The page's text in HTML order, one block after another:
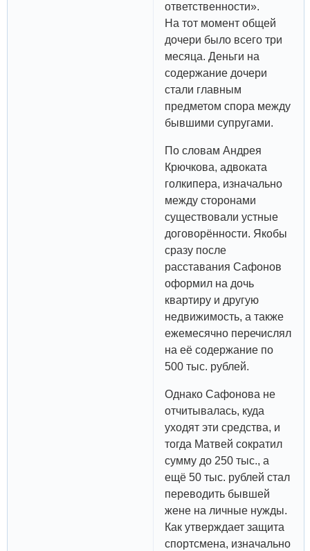
ответственности».
На тот момент общей
дочери было всего три
месяца. Деньги на
содержание дочери
стали главным
предметом спора между
бывшими супругами.
По словам Андрея
Крючкова, адвоката
голкипера, изначально
между сторонами
существовали устные
договорённости. Якобы
сразу после
расставания Сафонов
оформил на дочь
квартиру и другую
недвижимость, а также
ежемесячно перечислял
на её содержание по
500 тыс. рублей.
Однако Сафонова не
отчитывалась, куда
уходят эти средства, и
тогда Матвей сократил
сумму до 250 тыс., а
ещё 50 тыс. рублей стал
переводить бывшей
жене на личные нужды.
Как утверждает защита
спортсмена, изначально